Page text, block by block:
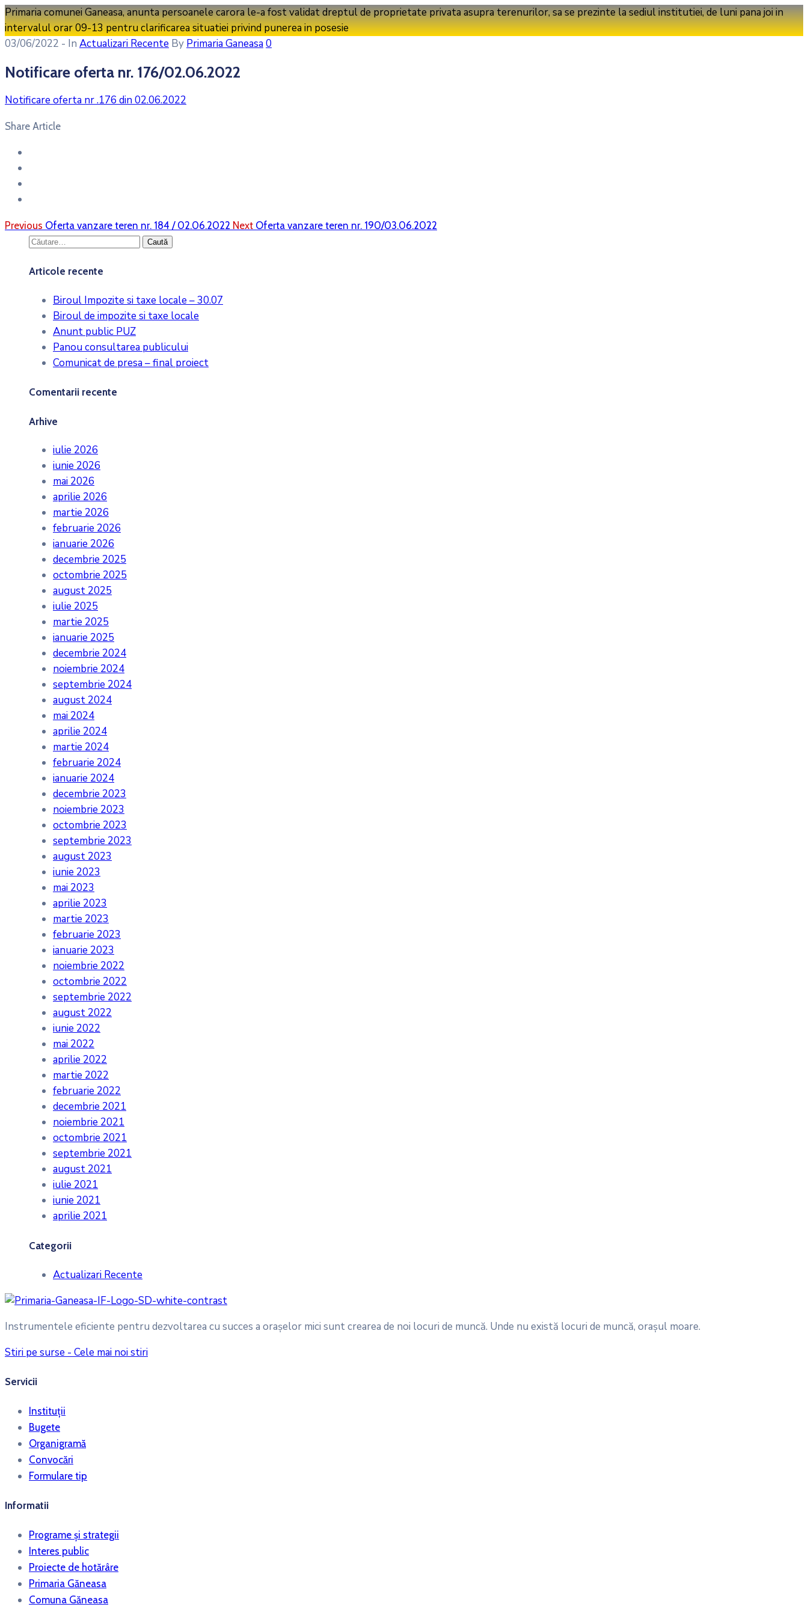
Primaria comunei Ganeasa, anunta persoanele carora le-a fost validat dreptul de proprietate privata asupra terenurilor, sa se prezinte la sediul institutiei, de luni pana joi in
intervalul orar 09-13 pentru clarificarea situatiei privind punerea in posesie
03/06/2022 - In Actualizari Recente By Primaria Ganeasa0
Notificare oferta nr. 176/02.06.2022
Notificare oferta nr .176 din 02.06.2022
Share Article
Previous Oferta vanzare teren nr. 184 / 02.06.2022 Next Oferta vanzare teren nr. 190/03.06.2022
Caută
Articole recente
Biroul Impozite si taxe locale – 30.07
Biroul de impozite si taxe locale
Anunt public PUZ
Panou consultarea publicului
Comunicat de presa – final proiect
Comentarii recente
Arhive
iulie 2026
iunie 2026
mai 2026
aprilie 2026
martie 2026
februarie 2026
ianuarie 2026
decembrie 2025
octombrie 2025
august 2025
iulie 2025
martie 2025
ianuarie 2025
decembrie 2024
noiembrie 2024
septembrie 2024
august 2024
mai 2024
aprilie 2024
martie 2024
februarie 2024
ianuarie 2024
decembrie 2023
noiembrie 2023
octombrie 2023
septembrie 2023
august 2023
iunie 2023
mai 2023
aprilie 2023
martie 2023
februarie 2023
ianuarie 2023
noiembrie 2022
octombrie 2022
septembrie 2022
august 2022
iunie 2022
mai 2022
aprilie 2022
martie 2022
februarie 2022
decembrie 2021
noiembrie 2021
octombrie 2021
septembrie 2021
august 2021
iulie 2021
iunie 2021
aprilie 2021
Categorii
Actualizari Recente
Instrumentele eficiente pentru dezvoltarea cu succes a oraşelor mici sunt crearea de noi locuri de muncă. Unde nu există locuri de muncă, oraşul moare.
Stiri pe surse - Cele mai noi stiri
Servicii
Instituții
Bugete
Organigramă
Convocări
Formulare tip
Informatii
Programe și strategii
Interes public
Proiecte de hotărâre
Primaria Găneasa
Comuna Găneasa